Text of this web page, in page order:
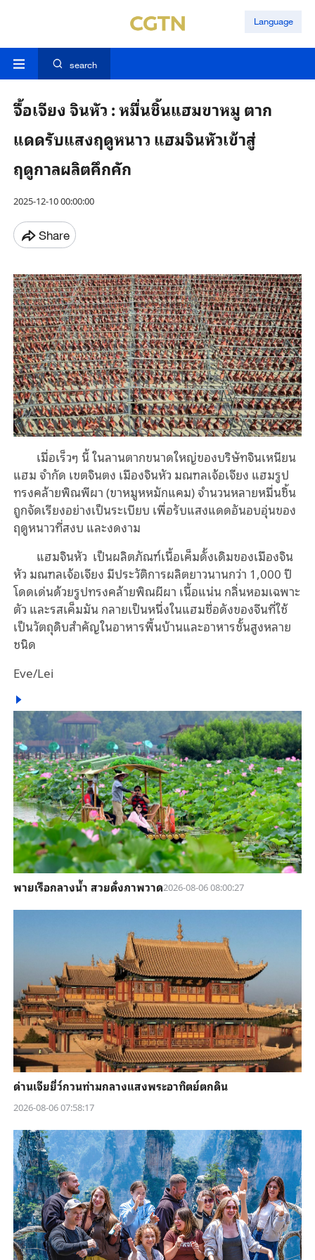
Language
search
จื้อเจียง จินหัว : หมื่นชิ้นแฮมขาหมู ตาก
แดดรับแสงฤดูหนาว แฮมจินหัวเข้าสู่
ฤดูกาลผลิตคึกคัก
2025-12-10 00:00:00
Share
เมื่อเร็วๆ นี้ ในลานตากขนาดใหญ่ของบริษัทจินเหนียน
แฮม จำกัด เขตจินตง เมืองจินหัว มณฑลเจ้อเจียง แฮมรูป
ทรงคล้ายพิณพีผา (ขาหมูหหมักแคม) จำนวนหลายหมื่นชิ้น
ถูกจัดเรียงอย่างเป็นระเบียบ เพื่อรับแสงแดดอันอบอุ่นของ
ฤดูหนาวที่สงบ และงดงาม
แฮมจินหัว เป็นผลิตภัณฑ์เนื้อเค็มดั้งเดิมของเมืองจิน
หัว มณฑลเจ้อเจียง มีประวัติการผลิตยาวนานกว่า 1,000 ปี
โดดเด่นด้วยรูปทรงคล้ายพิณผีผา เนื้อแน่น กลิ่นหอมเฉพาะ
ตัว และรสเค็มมัน กลายเป็นหนึ่งในแฮมชื่อดังของจีนที่ใช้
เป็นวัตถุดิบสำคัญในอาหารพื้นบ้านและอาหารชั้นสูงหลาย
ชนิด
Eve/Lei
พายเรือกลางน้ำ สวยดั่งภาพวาด2026-08-06 08:00:27
ด่านเจียยี่ว์กวนท่ามกลางแสงพระอาทิตย์ตกดิน
2026-08-06 07:58:17